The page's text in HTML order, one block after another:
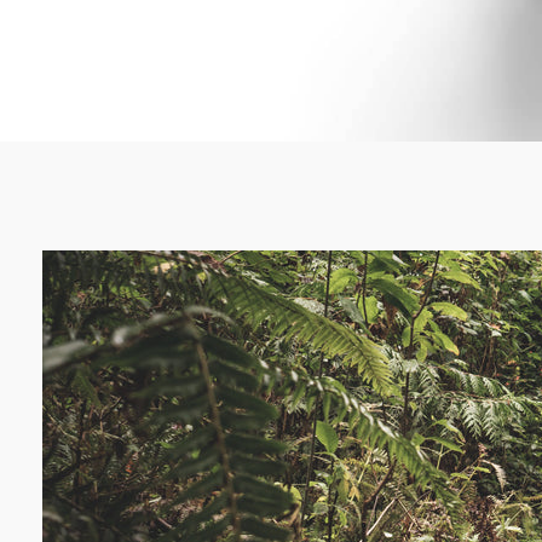
Un
L’Archée est
accompagnés
Wallonne.
actuellement
d’activités :
lits Maison de